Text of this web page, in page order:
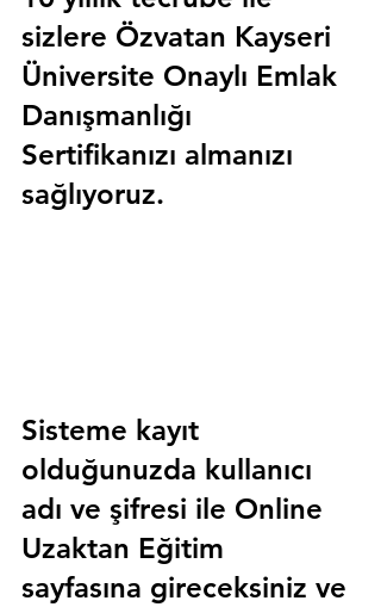
sizlere Özvatan Kayseri
Üniversite Onaylı Emlak
Danışmanlığı
Sertifikanızı almanızı
sağlıyoruz.
Sisteme kayıt
olduğunuzda kullanıcı
adı ve şifresi ile Online
Uzaktan Eğitim
sayfasına gireceksiniz ve